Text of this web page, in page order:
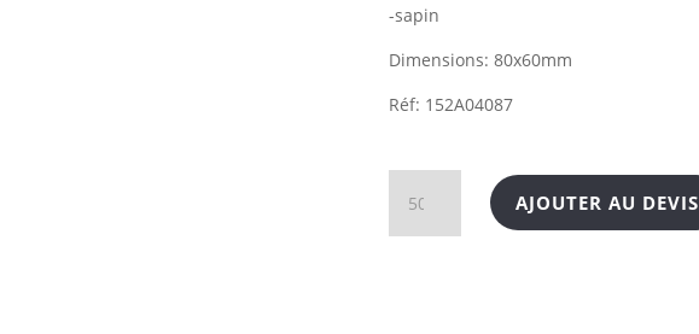
-sapin
Dimensions: 80x60mm
Réf: 152A04087
Sentorette
AJOUTER AU DEVIS